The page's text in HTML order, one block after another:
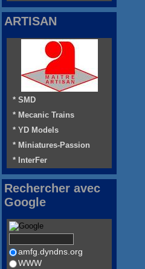
ARTISAN
* SMD
* Mecanic Trains
* YD Models
* Miniatures-Passion
* InterFer
Rechercher avec
Google
amfg.dyndns.org
WWW